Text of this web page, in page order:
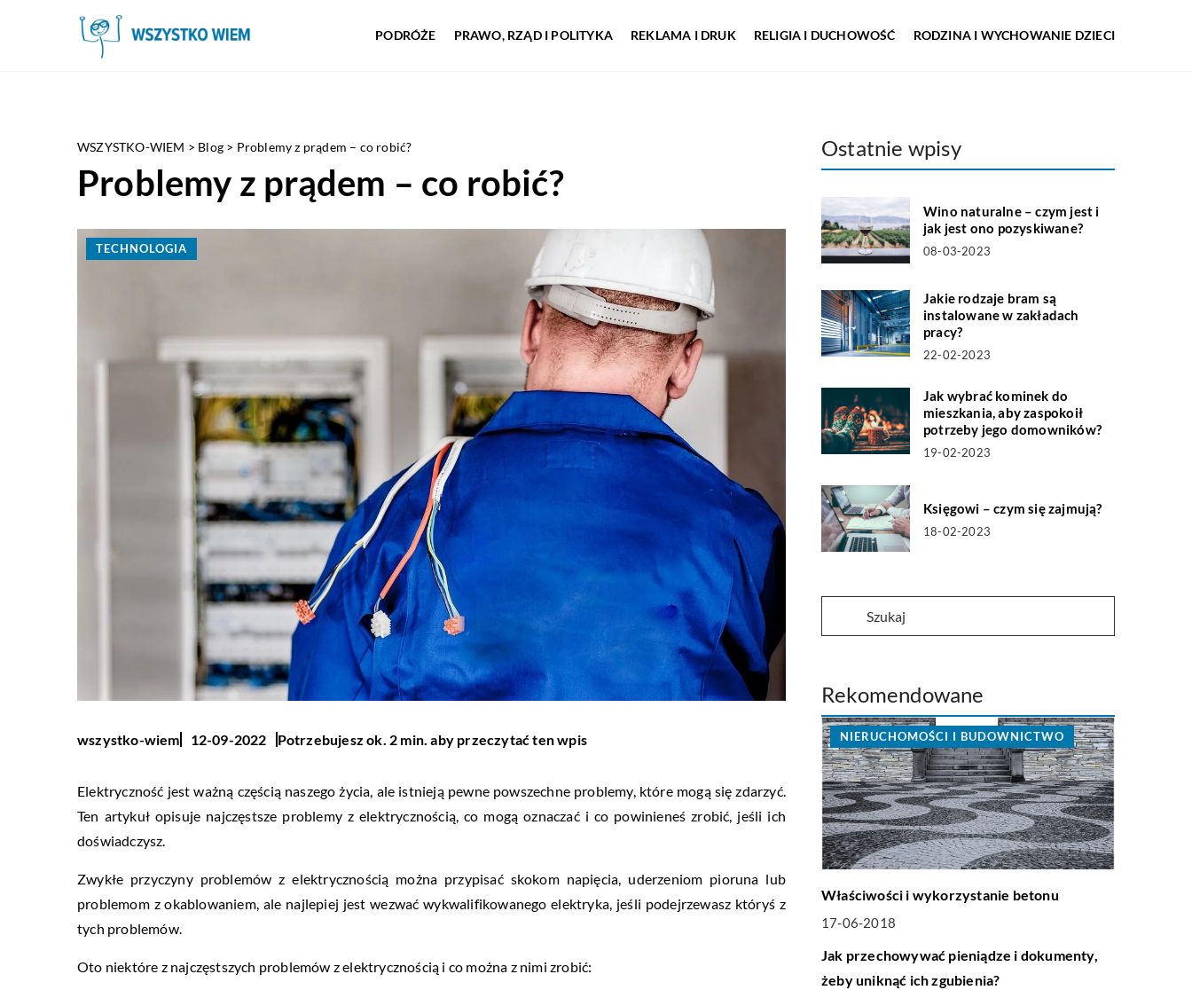
PODRÓŻE PRAWO, RZĄD I POLITYKA REKLAMA I DRUK RELIGIA I DUCHOWOŚĆ RODZINA I WYCHOWANIE DZIECI
WSZYSTKO-WIEM > Blog > Problemy z prądem – co robić?
Problemy z prądem – co robić?
TECHNOLOGIA
wszystko-wiem 12-09-2022 Potrzebujesz ok. 2 min. aby przeczytać ten wpis
Elektryczność jest ważną częścią naszego życia, ale istnieją pewne powszechne problemy, które mogą się zdarzyć.
Ten artykuł opisuje najczęstsze problemy z elektrycznością, co mogą oznaczać i co powinieneś zrobić, jeśli ich
doświadczysz.
Zwykłe przyczyny problemów z elektrycznością można przypisać skokom napięcia, uderzeniom pioruna lub
problemom z okablowaniem, ale najlepiej jest wezwać wykwalifikowanego elektryka, jeśli podejrzewasz któryś z
tych problemów.
Oto niektóre z najczęstszych problemów z elektrycznością i co można z nimi zrobić:
Ostatnie wpisy
Wino naturalne – czym jest i
jak jest ono pozyskiwane?
08-03-2023
Jakie rodzaje bram są
instalowane w zakładach
pracy?
22-02-2023
Jak wybrać kominek do
mieszkania, aby zaspokoił
potrzeby jego domowników?
19-02-2023
Księgowi – czym się zajmują?
18-02-2023
Rekomendowane
NIERUCHOMOŚCI I BUDOWNICTWO
Właściwości i wykorzystanie betonu
17-06-2018
LIFE & STYLE
Jak przechowywać pieniądze i dokumenty,
żeby uniknąć ich zgubienia?